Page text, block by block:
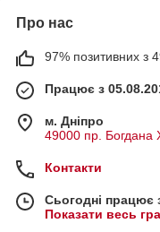
Про нас
97% позитивних з
Працює з
м. Дніпро
49000 пр. Богдана
Контакти
Сьогодні працює
Показати весь